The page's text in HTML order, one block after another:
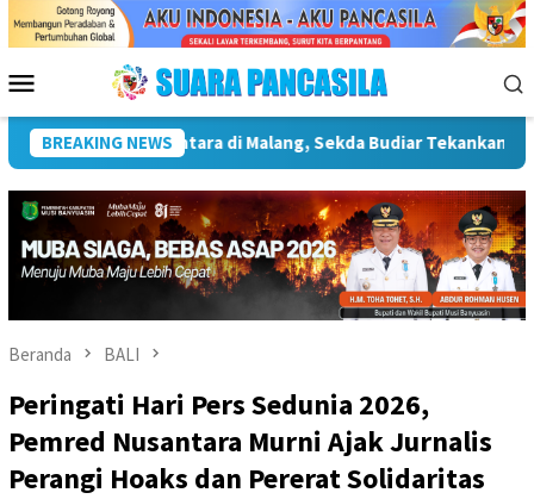
Menu
Mobile
BREAKING NEWS
Kebudayaan Wakil Wali Kota Lepas Lomba
Beranda BALI
Peringati Hari Pers Sedunia 2026,
Pemred Nusantara Murni Ajak Jurnalis
Perangi Hoaks dan Pererat Solidaritas